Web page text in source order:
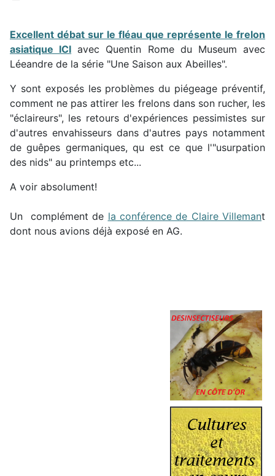
Excellent débat sur le fléau que représente le frelon
asiatique ICI avec Quentin Rome du Museum avec
Léeandre de la série "Une Saison aux Abeilles".
Y sont exposés les problèmes du piégeage préventif,
comment ne pas attirer les frelons dans son rucher, les
"éclaireurs", les retours d'expériences pessimistes sur
d'autres envahisseurs dans d'autres pays notamment
de guêpes germaniques, qu est ce que l'"usurpation
des nids" au printemps etc...
A voir absolument!
Un complément de la conférence de Claire Villemant
dont nous avions déjà exposé en AG.